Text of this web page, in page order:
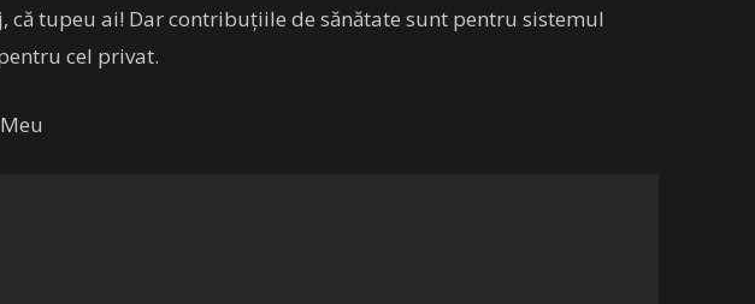
că tupeu ai! Dar contribuțiile de sănătate sunt pentru sistemul
cel privat.